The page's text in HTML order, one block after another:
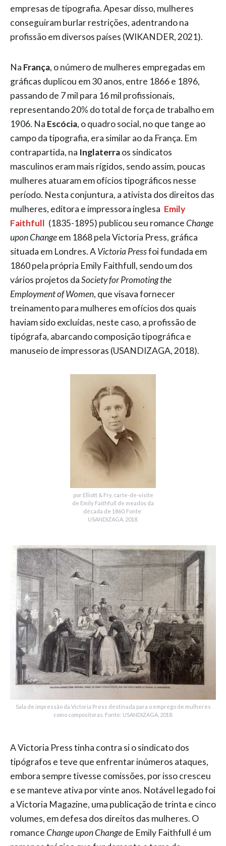
empresas de tipografia. Apesar disso, mulheres
conseguiram burlar restrições, adentrando na
profissão em diversos países (WIKANDER, 2021).
Na França, o número de mulheres empregadas em
gráficas duplicou em 30 anos, entre 1866 e 1896,
passando de 7 mil para 16 mil profissionais,
representando 20% do total de força de trabalho em
1906. Na Escócia, o quadro social, no que tange ao
campo da tipografia, era similar ao da França. Em
contrapartida, na Inglaterraos sindicatos
masculinos eram mais rígidos, sendo assim, poucas
mulheres atuaram em ofícios tipográficos nesse
período. Nesta conjuntura, a ativista dos direitos das
mulheres, editora e impressora inglesa Emily
Faithfull (1835-1895) publicou seu romanceChange
upon Changeem 1868 pela Victoria Press, gráfica
situada em Londres. AVictoria Pressfoi fundada em
1860 pela própria Emily Faithfull, sendo um dos
vários projetos daSociety for Promoting the
Employment of Women, que visava fornecer
treinamento para mulheres em ofícios dos quais
haviam sido excluídas, neste caso, a profissão de
tipógrafa, abarcando composição tipográfica e
manuseio de impressoras (USANDIZAGA, 2018).
por Elliott & Fry, carte-de-visite
de Emily Faithfull de meados da
década de 1860. Fonte:
USANDIZAGA, 2018.
Sala de impressão da Victoria Press destinada para o emprego de mulheres
como compositoras. Fonte: USANDIZAGA, 2018.
A Victoria Press tinha contra si o sindicato dos
tipógrafos e teve que enfrentar inúmeros ataques,
embora sempre tivesse comissões, por isso cresceu
e se manteve ativa por vinte anos. Notável legado foi
a Victoria Magazine, uma publicação de trinta e cinco
volumes, em defesa dos direitos das mulheres. O
romanceChange upon Changede Emily Faithfull é um